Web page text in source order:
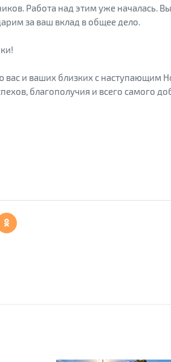
Работа над этим уже началась.
за ваш вклад в общее дело.
вас и ваших близких с наступающим
благополучия и всего самого
Ваш,